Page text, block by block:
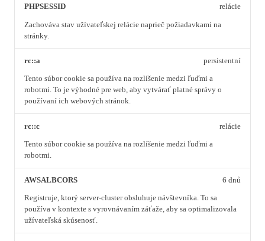
PHPSESSID
Zachováva stav užívateľskej relácie naprieč požiadavkami na
stránky.
relácie
rc::a
Tento súbor cookie sa používa na rozlíšenie medzi ľuďmi a
robotmi. To je výhodné pre web, aby vytvárať platné správy o
používaní ich webových stránok.
persistentní
rc::c
Tento súbor cookie sa používa na rozlíšenie medzi ľuďmi a
robotmi.
relácie
AWSALBCORS
Registruje, ktorý server-cluster obsluhuje návštevníka. To sa
používa v kontexte s vyrovnávaním záťaže, aby sa optimalizovala
užívateľská skúsenosť.
6 dnů